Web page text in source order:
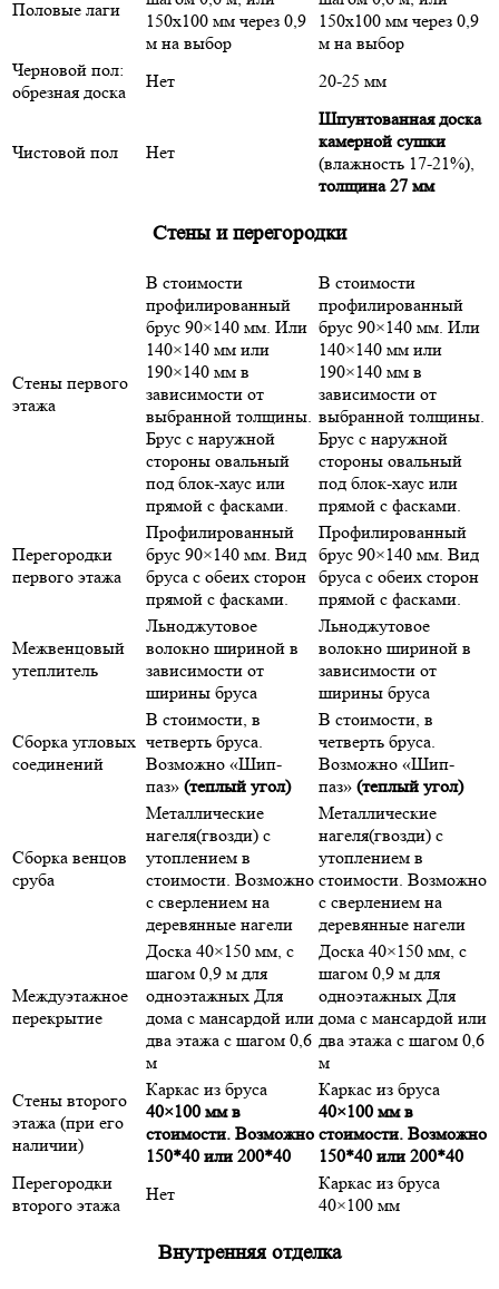
Половые лаги
150х100 мм через 0,9
м на выбор
150х100 мм через 0,9
м на выбор
Черновой пол:
обрезная доска
Нет 20-25 мм
Чистовой пол Нет
Шпунтованная доска
камерной сушки
(влажность 17-21%),
толщина 27 мм
Стены и перегородки
Стены первого
этажа
В стоимости
профилированный
брус 90×140 мм. Или
140×140 мм или
190×140 мм в
зависимости от
выбранной толщины.
Брус с наружной
стороны овальный
под блок-хаус или
прямой с фасками.
В стоимости
профилированный
брус 90×140 мм. Или
140×140 мм или
190×140 мм в
зависимости от
выбранной толщины.
Брус с наружной
стороны овальный
под блок-хаус или
прямой с фасками.
Перегородки
первого этажа
Профилированный
брус 90×140 мм. Вид
бруса с обеих сторон
прямой с фасками.
Профилированный
брус 90×140 мм. Вид
бруса с обеих сторон
прямой с фасками.
Межвенцовый
утеплитель
Льноджутовое
волокно шириной в
зависимости от
ширины бруса
Льноджутовое
волокно шириной в
зависимости от
ширины бруса
Сборка угловых
соединений
В стоимости, в
четверть бруса.
Возможно «Шип-
паз» (теплый угол)
В стоимости, в
четверть бруса.
Возможно «Шип-
паз» (теплый угол)
Сборка венцов
сруба
Металлические
нагеля(гвозди) с
утоплением в
стоимости. Возможно
с сверлением на
деревянные нагели
Металлические
нагеля(гвозди) с
утоплением в
стоимости. Возможно
с сверлением на
деревянные нагели
Междуэтажное
перекрытие
Доска 40×150 мм, с
шагом 0,9 м для
одноэтажных Для
дома с мансардой или
два этажа с шагом 0,6
м
Доска 40×150 мм, с
шагом 0,9 м для
одноэтажных Для
дома с мансардой или
два этажа с шагом 0,6
м
Стены второго
этажа (при его
наличии)
Каркас из бруса
40×100 мм в
стоимости. Возможно
150*40 или 200*40
Каркас из бруса
40×100 мм в
стоимости. Возможно
150*40 или 200*40
Перегородки
второго этажа
Нет
Каркас из бруса
40×100 мм
Внутренняя отделка